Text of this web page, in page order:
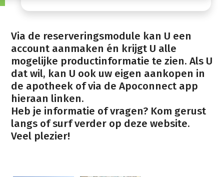
Via de reserveringsmodule kan U een
account aanmaken én krijgt U alle
mogelijke productinformatie te zien. Als U
dat wil, kan U ook uw eigen aankopen in
de apotheek of via de Apoconnect app
hieraan linken.
Heb je informatie of vragen? Kom gerust
langs of surf verder op deze website.
Veel plezier!